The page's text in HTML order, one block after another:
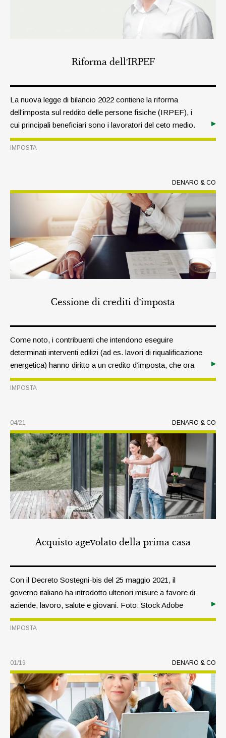
Riforma dell’IRPEF
La nuova legge di bilancio 2022 contiene la riforma
dell’imposta sul reddito delle persone fisiche (IRPEF), i
cui principali beneficiari sono i lavoratori del ceto medio.
IMPOSTA
DENARO & CO
Cessione di crediti d’imposta
Come noto, i contribuenti che intendono eseguire
determinati interventi edilizi (ad es. lavori di riqualificazione
energetica) hanno diritto a un credito d’imposta, che ora
possono cedere anche a terzi o utilizzare come sconto in
fattura. Foto: stock adobe
IMPOSTA
DENARO & CO
04/21
Acquisto agevolato della prima casa
Con il Decreto Sostegni-bis del 25 maggio 2021, il
governo italiano ha introdotto ulteriori misure a favore di
aziende, lavoro, salute e giovani. Foto: Stock Adobe
IMPOSTA
DENARO & CO
01/19